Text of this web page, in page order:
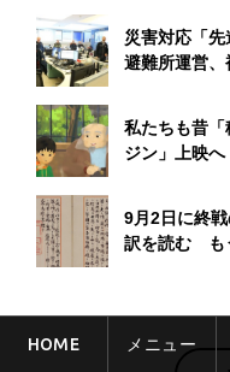
災害対応「
避難所運営、
私たちも昔
ジン」上映へ
9月2日に終
訳を読む も
HOME メニュー